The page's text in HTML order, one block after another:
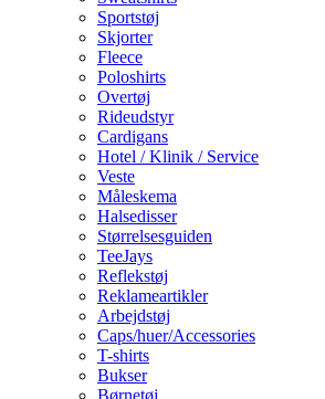
Sportstøj
Skjorter
Fleece
Poloshirts
Overtøj
Rideudstyr
Cardigans
Hotel / Klinik / Service
Veste
Måleskema
Halsedisser
Størrelsesguiden
TeeJays
Reflekstøj
Reklameartikler
Arbejdstøj
Caps/huer/Accessories
T-shirts
Bukser
Børnetøj